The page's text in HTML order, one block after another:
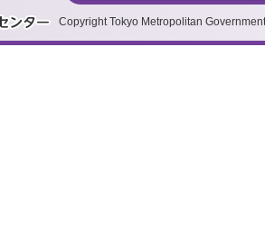
Copyright Tokyo Metropolitan